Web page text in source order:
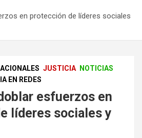
en protección de líderes sociales
JUSTICIA
NOTICIAS
EN REDES
esfuerzos en
líderes sociales y